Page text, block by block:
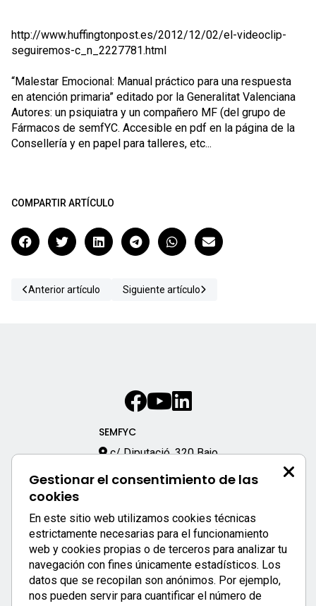
http://www.huffingtonpost.es/2012/12/02/el-videoclip-
seguiremos-c_n_2227781.html
“Malestar Emocional: Manual práctico para una respuesta
en atención primaria” editado por la Generalitat Valenciana
Autores: un psiquiatra y un compañero MF (del grupo de
Fármacos de semfYC. Accesible en pdf en la página de la
Consellería y en papel para talleres, etc...
COMPARTIR ARTÍCULO
Anterior artículo Siguiente artículo
Gestionar el consentimiento de las
cookies
En este sitio web utilizamos cookies técnicas
estrictamente necesarias para el funcionamiento
web y cookies propias o de terceros para analizar tu
navegación con fines únicamente estadísticos. Los
datos que se recopilan son anónimos. Por ejemplo,
nos pueden servir para cuantificar el número de
SEMFYC
c/ Diputació, 320 Bajo
933 170 333
Enlaces destacados:
APP SEMFYC